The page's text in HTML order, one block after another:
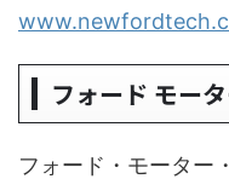
フォード モー
フォード・モーター